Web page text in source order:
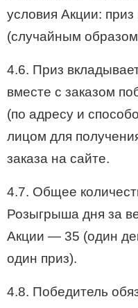
условия Акции:
(случайным
4.6. Приз
вместе с заказом
(по адресу и
лицом для
заказа на сайте.
4.7. Общее
Розыгрыша дня за
Акции — 35 (один
один приз).
4.8. Победитель